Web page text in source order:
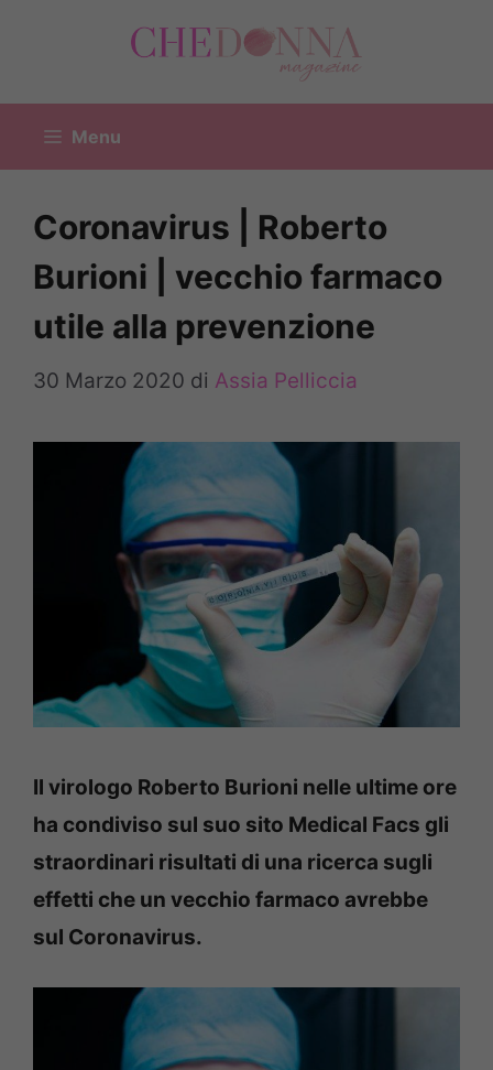
Menu
Coronavirus | Roberto
Burioni | vecchio farmaco
utile alla prevenzione
30 Marzo 2020 di Assia Pelliccia
Il virologo Roberto Burioni nelle ultime ore
ha condiviso sul suo sito Medical Facs gli
straordinari risultati di una ricerca sugli
effetti che un vecchio farmaco avrebbe
sul Coronavirus.